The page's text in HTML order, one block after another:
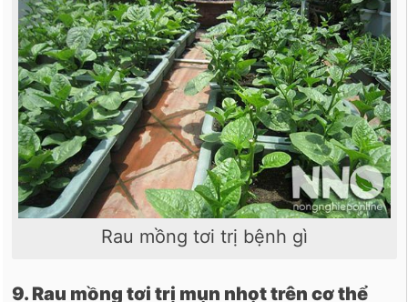
Rau mồng tơi trị bệnh gì
9. Rau mồng tơi trị mụn nhọt trên cơ thể